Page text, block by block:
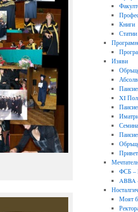
Книги
Статии
Изяви
XI
ФСБ –
ABBA
Моят